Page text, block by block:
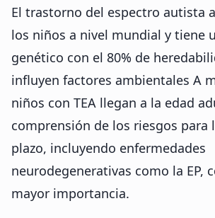
El trastorno del espectro autista
los niños a nivel mundial y tiene
genético con el 80% de
influyen factores ambientales A
niños con TEA llegan a la edad
comprensión de los riesgos para
plazo, incluyendo enfermedades
neurodegenerativas como la EP,
mayor importancia.